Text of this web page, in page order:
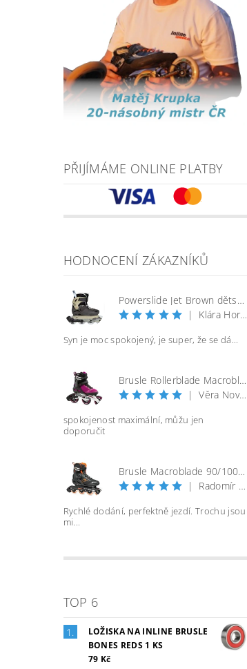
PŘIJÍMÁME ONLINE PLATBY
HODNOCENÍ ZÁKAZNÍKŮ
Powerslide Jet Brown dětské kolečkové brusle
|
Klára Horáčková
Syn je moc spokojený, je super, že se dá...
Brusle Rollerblade Macroblade 100 3WD W - vel. 40
|
Věra Nováková
spokojenost maximální, můžu jen
doporučit
Brusle Macroblade 90/100 BOA - černá/orange
|
Radomír Bureš
Rychlé dodání, perfektně jezdí. Trochu jsou
mi...
TOP 6
LOŽISKA NA INLINE BRUSLE
BONES REDS 1 KS
79 Kč